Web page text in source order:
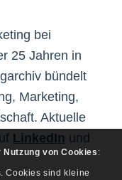
bei
25 Jahren in
bündelt
Marketing,
Aktuelle
LinkedIn und
Nutzung von Cookies :
Cookies sind kleine